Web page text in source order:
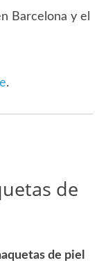
Barcelona y el
.
de
de piel